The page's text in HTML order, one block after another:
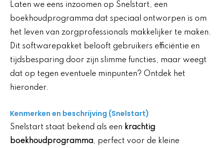
Laten we eens inzoomen op Snelstart, een
boekhoudprogramma dat speciaal ontworpen is om
het leven van zorgprofessionals makkelijker te maken.
Dit softwarepakket belooft gebruikers efficiëntie en
tijdsbesparing door zijn slimme functies, maar weegt
dat op tegen eventuele minpunten? Ontdek het
hieronder.
Kenmerken en beschrijving (Snelstart)
Snelstart staat bekend als een krachtig
boekhoudprogramma, perfect voor de kleine